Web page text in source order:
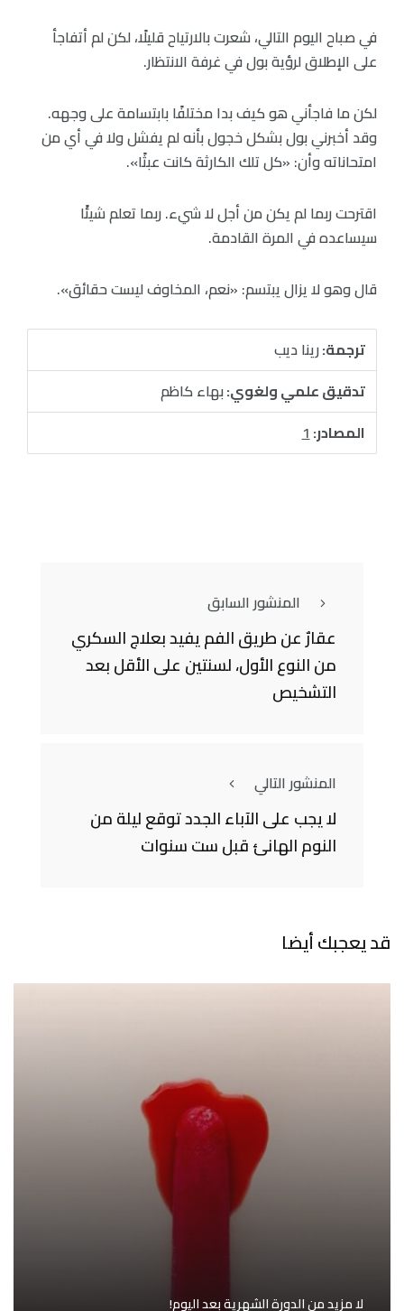
في صباح اليوم التالي، شعرت بالارتياح قليلًا، لكن لم أتفاجأ
على الإطلاق لرؤية بول في غرفة الانتظار.
لكن ما فاجأني هو كيف بدا مختلفًا بابتسامة على وجهه.
وقد أخبرني بول بشكل خجول بأنه لم يفشل ولا في أي من
امتحاناته وأن: «كل تلك الكارثة كانت عبثًا».
اقترحت ربما لم يكن من أجل لا شيء. ربما تعلم شيئًا
سيساعده في المرة القادمة.
قال وهو لا يزال يبتسم: «نعم، المخاوف ليست حقائق».
ترجمة:رينا ديب
تدقيق علمي ولغوي:بهاء كاظم
المصادر:1
المنشور السابق
عقارٌ عن طريق الفم يفيد بعلاج السكري
من النوع الأول، لسنتين على الأقل بعد
التشخيص
المنشور التالي
لا يجب على الآباء الجدد توقع ليلة من
النوم الهانئ قبل ست سنوات
قد يعجبك أيضا
لا مزيد من الدورة الشهرية بعد اليوم!